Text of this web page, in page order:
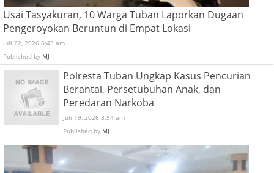
Usai Tasyakuran, 10 Warga Tuban Laporkan Dugaan
Pengeroyokan Beruntun di Empat Lokasi
Juli 22, 2026 6:43 am
Published by MJ
Polresta Tuban Ungkap Kasus Pencurian
Berantai, Persetubuhan Anak, dan
Peredaran Narkoba
Juli 19, 2026 3:54 am
Published by MJ